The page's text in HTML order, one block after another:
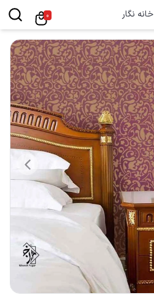
خانه نگار 0